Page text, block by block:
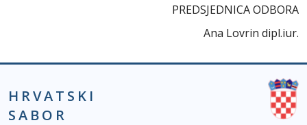
PREDSJEDNICA ODBORA
Ana Lovrin dipl.iur.
HRVATSKI
SABOR